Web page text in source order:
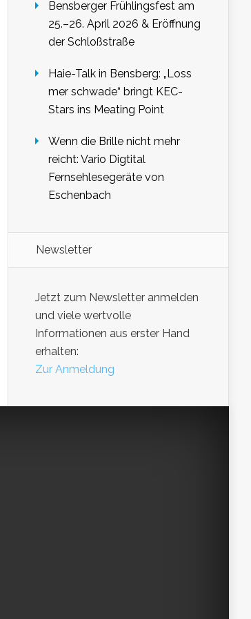
Bensberger Frühlingsfest am
25.–26. April 2026 & Eröffnung
der Schloßstraße
Haie-Talk in Bensberg: „Loss
mer schwade“ bringt KEC-
Stars ins Meating Point
Wenn die Brille nicht mehr
reicht: Vario Digtital
Fernsehlesegeräte von
Eschenbach
Newsletter
Jetzt zum Newsletter anmelden
und viele wertvolle
Informationen aus erster Hand
erhalten:
Zur Anmeldung